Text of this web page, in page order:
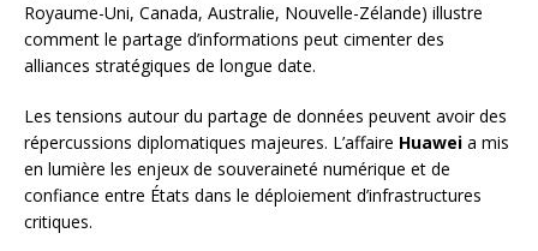
Royaume-Uni, Canada, Australie, Nouvelle-Zélande) illustre
comment le partage d’informations peut cimenter des
alliances stratégiques de longue date.
Les tensions autour du partage de données peuvent avoir des
répercussions diplomatiques majeures. L’affaire Huawei a mis
en lumière les enjeux de souveraineté numérique et de
confiance entre États dans le déploiement d’infrastructures
critiques.